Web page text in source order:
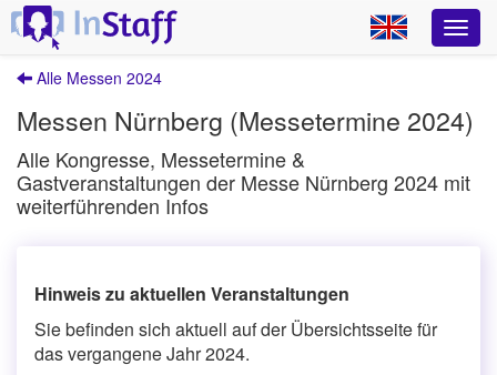
Alle Messen 2024
Messen Nürnberg (Messetermine 2024)
Alle Kongresse, Messetermine &
Gastveranstaltungen der Messe Nürnberg 2024 mit
weiterführenden Infos
Hinweis zu aktuellen Veranstaltungen
Sie befinden sich aktuell auf der Übersichtsseite für
das vergangene Jahr 2024.